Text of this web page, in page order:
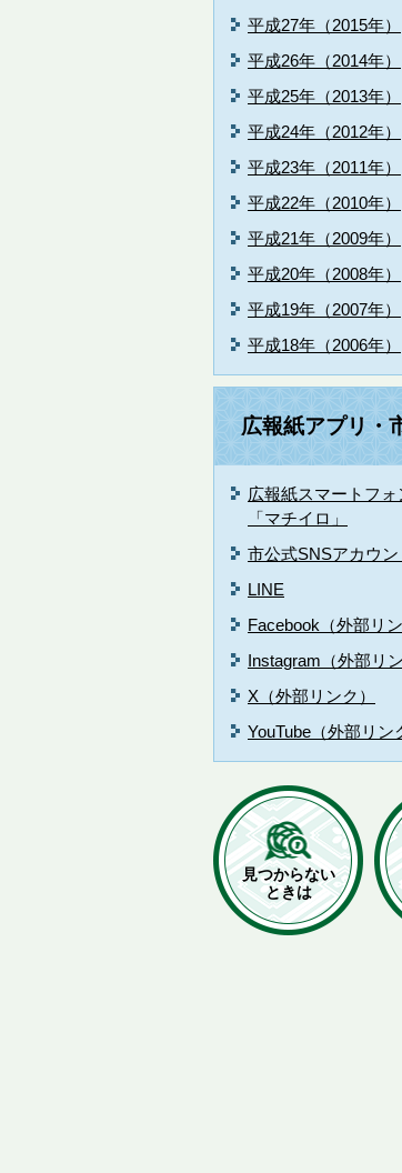
平成27年（2015年）
平成26年（2014年）
平成25年（2013年）
平成24年（2012年）
平成23年（2011年）
平成22年（2010年）
平成21年（2009年）
平成20年（2008年）
平成19年（2007年）
平成18年（2006年）
広報紙アプリ・
広報紙スマートフォ
「マチイロ」
市公式SNSアカウ
LINE
Facebook（外部リン
Instagram（外部リン
X（外部リンク）
YouTube（外部リン
見つからない
ときは